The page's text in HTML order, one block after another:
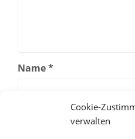
Cookie-
verwalten
Name*
E-Mail-Adresse*